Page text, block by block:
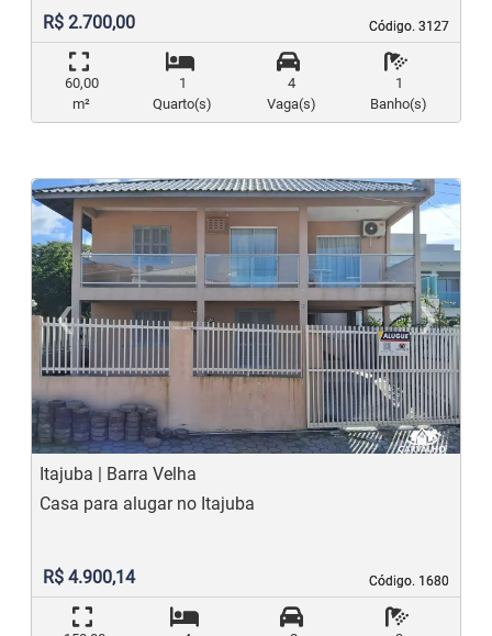
Código. 3127
Código. 3127
R$ 2.700,00
60,00
m²
1
Quarto(s)
4
Vaga(s)
1
Banho(s)
‹
Previous
›
Itajuba | Barra Velha
Código. 1680
Código. 1680
Casa para alugar no Itajuba
R$ 4.900,14